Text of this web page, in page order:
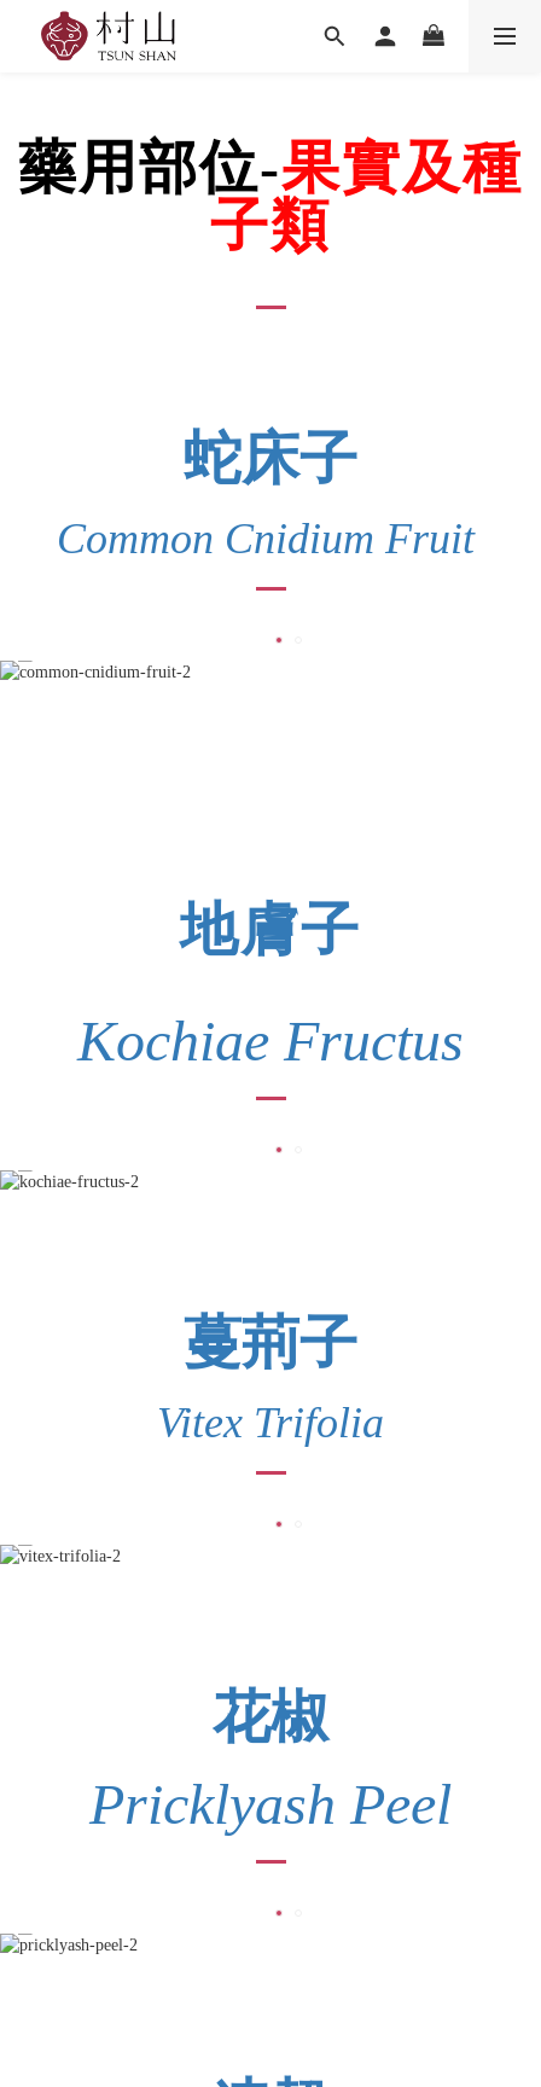
藥用部位-果實及種
子類
蛇床子
Common Cnidium Fruit
地膚子
Kochiae Fructus
蔓荊子
Vitex Trifolia
花椒
Pricklyash Peel